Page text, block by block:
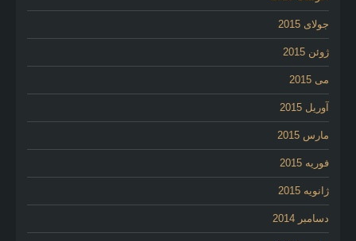
جولای 2015
ژوئن 2015
می 2015
آوریل 2015
مارس 2015
فوریه 2015
ژانویه 2015
دسامبر 2014